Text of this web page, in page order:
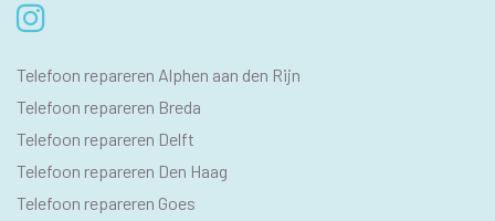
SEO
PAGINA'S
Telefoon repareren Alphen aan den Rijn
Telefoon repareren Breda
Telefoon repareren Delft
Telefoon repareren Den Haag
Telefoon repareren Goes